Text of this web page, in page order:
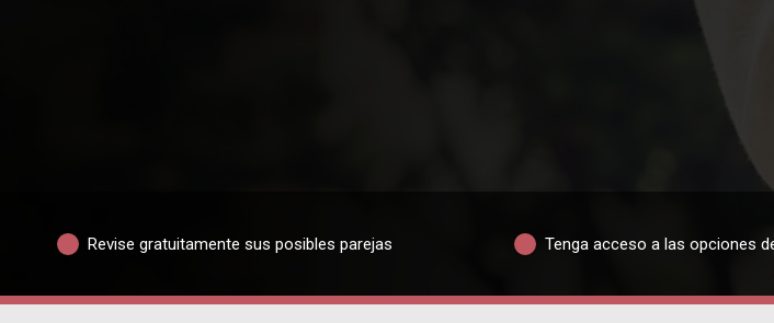
Revise gratuitamente sus posibles parejas Tenga acceso a las opciones